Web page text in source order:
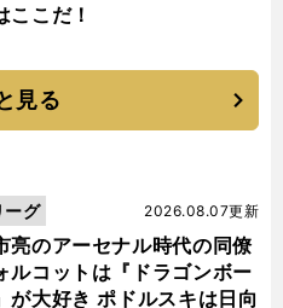
ここだ！
見る
亮のアーセナル時代の同僚
ルコットは『ドラゴンボー
が大好き ポドルスキは日向
2026.08.07更新
ーグ